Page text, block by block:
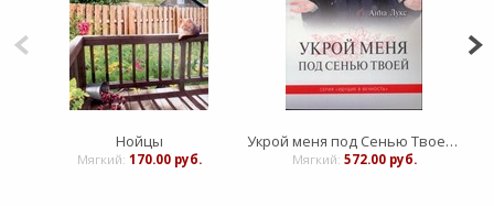
Нойцы
Мягкий: 170.00 руб.
Укрой меня под Сенью Твоей. Идущие в вечность. Часть.4
Мягкий: 572.00 руб.